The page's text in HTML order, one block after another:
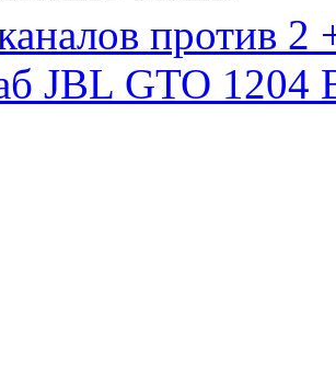
против 2
JBL GTO 1204